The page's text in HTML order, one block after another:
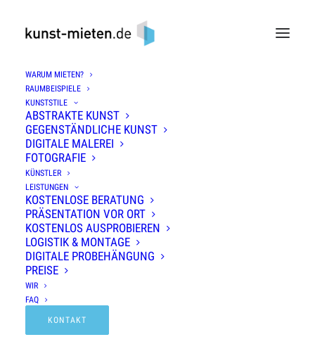
WARUM MIETEN?
RAUMBEISPIELE
KUNSTSTILE
ABSTRAKTE KUNST
GEGENSTÄNDLICHE KUNST
DIGITALE MALEREI
FOTOGRAFIE
KÜNSTLER
LEISTUNGEN
KOSTENLOSE BERATUNG
PRÄSENTATION VOR ORT
KOSTENLOS AUSPROBIEREN
LOGISTIK & MONTAGE
DIGITALE PROBEHÄNGUNG
PREISE
WIR
FAQ
KONTAKT